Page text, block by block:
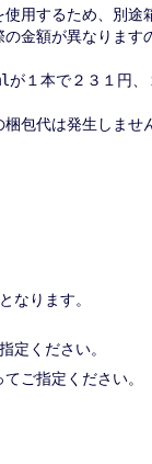
用するため、別途
金額が異なります
１本で２３１円、
包代は発生しませ
なります。
定ください。
ご指定ください。